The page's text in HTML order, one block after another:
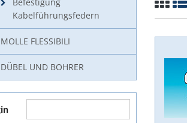
Kabelführungsfedern
MOLLE FLESSIBILI
DÜBEL UND BOHRER